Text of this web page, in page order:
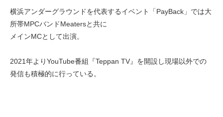
横浜アンダーグラウンドを代表するイベント「PayBack」では大
所帯MPCバンドMeatersと共に
メインMCとして出演。
2021年よりYouTube番組『Teppan TV』を開設し現場以外での
発信も積極的に行っている。